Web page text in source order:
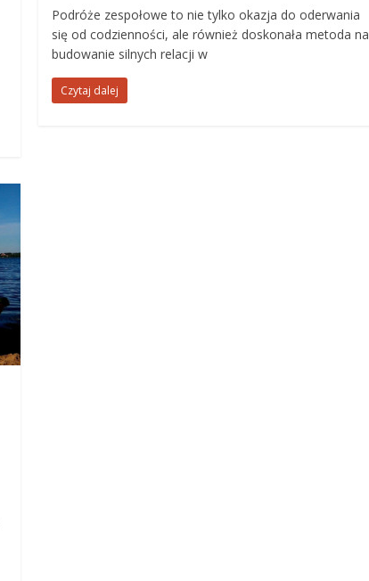
Podróże zespołowe to nie tylko okazja do oderwania
się od codzienności, ale również doskonała metoda na
budowanie silnych relacji w
Czytaj dalej